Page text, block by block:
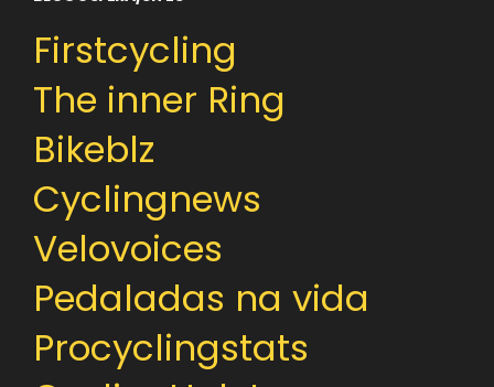
Firstcycling
The inner Ring
Bikeblz
Cyclingnews
Velovoices
Pedaladas na vida
Procyclingstats